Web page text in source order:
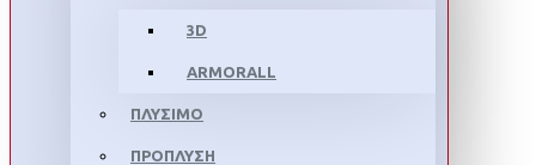
3D
ARMORALL
ΠΛΥΣΙΜΟ
ΠΡΟΠΛΥΣΗ